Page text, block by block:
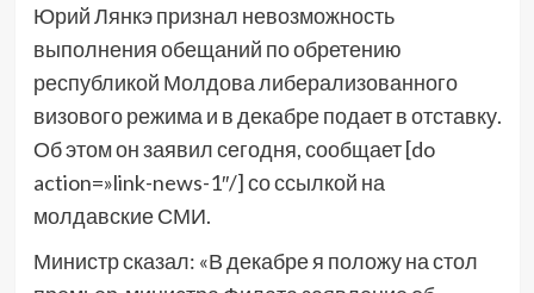
Юрий Лянкэ признал невозможность
выполнения обещаний по обретению
республикой Молдова либерализованного
визового режима и в декабре подает в отставку.
Об этом он заявил сегодня, сообщает [do
action=»link-news-1″/] со ссылкой на
молдавские СМИ.
Министр сказал: «В декабре я положу на стол